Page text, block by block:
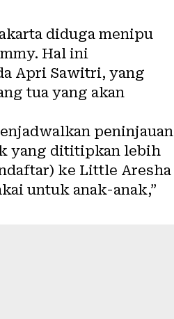
diduga menipu
Hal ini
Apri Sawitri, yang
tua yang akan
peninjauan
yang dititipkan lebih
ke Little Aresha
untuk anak-anak,”